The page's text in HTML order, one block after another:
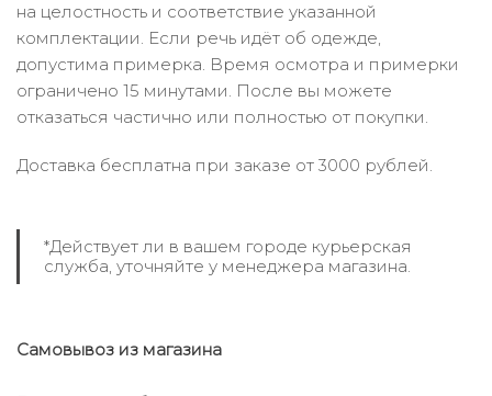
на целостность и соответствие указанной
комплектации. Если речь идёт об одежде,
допустима примерка. Время осмотра и примерки
ограничено 15 минутами. После вы можете
отказаться частично или полностью от покупки.
Доставка бесплатна при заказе от 3000 рублей.
*Действует ли в вашем городе курьерская
служба, уточняйте у менеджера магазина.
Самовывоз из магазина